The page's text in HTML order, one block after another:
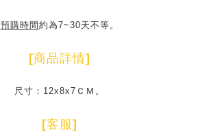
預購時間 約為7~30天不等。
[商品詳情]
尺寸：12x8x7ＣＭ。
[客服]